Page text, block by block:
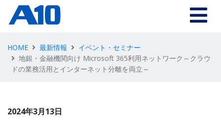
HOME 最新情報
イベント・セミナー
地銀・金融機関向け Microsoft 365利用ネットワーク～クラウ
ドの業務活用とインターネット分離を両立～
2024年3月13日